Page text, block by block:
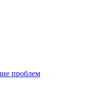
проблем